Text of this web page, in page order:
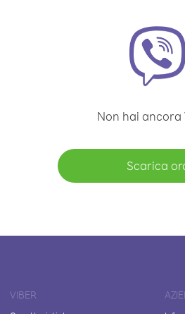
Non hai ancora
Scarica
VIBER